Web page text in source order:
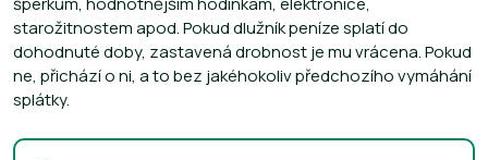
starožitnostem apod. Pokud dlužník peníze splatí do
dohodnuté doby, zastavená drobnost je mu vrácena. Pokud
ne, přichází o ni, a to bez jakéhokoliv předchozího vymáhání
splátky.